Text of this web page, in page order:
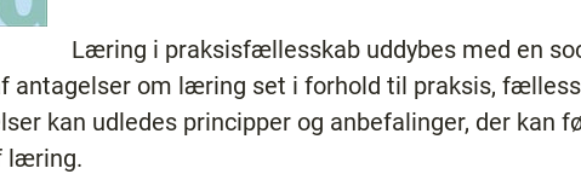
Læring i praksisfællesskab uddybes med en
antagelser om læring set i forhold til praksis,
kan udledes principper og anbefalinger, der kan
læring.